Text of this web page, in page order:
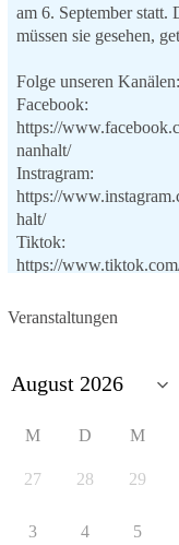
am 6. September statt.
müssen sie gesehen,
Folge unseren Kanälen:
Facebook:
https://
nanhalt/
Instragram:
https://
halt/
Tiktok:
https://
Youtube:
🟩🟩🟦🟦🟥🟥🟧🟧
Like, teile und
wir stehen und
Veranstaltungen
M D M
27 28 29
3 4 5